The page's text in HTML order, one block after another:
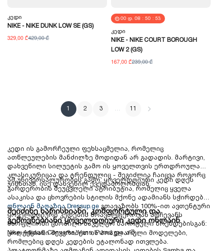
Კედი
NIKE - NIKE DUNK LOW SE (GS)
329,00 ₾429,00 ₾
00 Დ. 08 : 50 : 52
Კედი
NIKE - NIKE COURT BOROUGH
LOW 2 (GS)
167,00 ₾239,00 ₾
1 2 3 … 11
კედი ის გამორჩეული ფეხსაცმელია, რომელიც
ათწლეულების მანძილზე მოდიდან არ გადადის. მარტივი,
დახვეწილი სილუეტის გამო ის ყოველთვის ერთდროულად
კლასიკურიცაა და ტრენდულიც - შეგიძლია ჩაიცვა როგორც
ჯინსთან, ისე დახვეწილ ქვედაბოლოსთან.
ამ უნივერსალურობის გამო, ყოველდღიური კედი დღეს
გარდერობის შეუცვლელი ატრიბუტია, რომელიც ყველა
ასაკისა და ცხოვრების სტილის მქონე ადამიანს სჭირდება.
ონლაინ მაღაზია Dressup.ge გთავაზობს 100%-ით ავთენტური
ყოველდღიური კედების მრავალფეროვან არჩევანს
მსოფლიოში ცნობილი საკულტო სპორტული ბრენდებისგან:
Nike, Adidas, Converse, Vans, Puma და ა.შ.
შეიძინე ხარისხიანი, კომფორტული და
გემოვნებიანი ყოველდღიური კედი ონლაინ
კოლექციაში შევკრიბეთ ის პოპულარული მოდელები,
რომლებიც დღეს კედების ეტალონად ითვლება.